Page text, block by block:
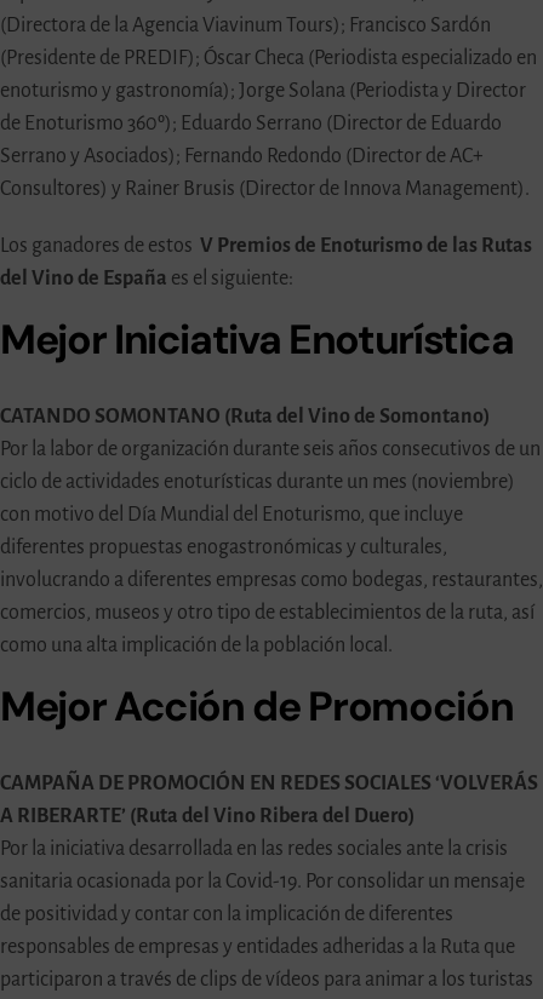
(Directora de la Agencia Viavinum Tours); Francisco Sardón
(Presidente de PREDIF); Óscar Checa (Periodista especializado en
enoturismo y gastronomía); Jorge Solana (Periodista y Director
de Enoturismo 360º); Eduardo Serrano (Director de Eduardo
Serrano y Asociados); Fernando Redondo (Director de AC+
Consultores) y Rainer Brusis (Director de Innova Management).
Los ganadores de estos V Premios de Enoturismo de las Rutas
del Vino de España es el siguiente:
Mejor Iniciativa Enoturística
CATANDO SOMONTANO (Ruta del Vino de Somontano)
Por la labor de organización durante seis años consecutivos de un
ciclo de actividades enoturísticas durante un mes (noviembre)
con motivo del Día Mundial del Enoturismo, que incluye
diferentes propuestas enogastronómicas y culturales,
involucrando a diferentes empresas como bodegas, restaurantes,
comercios, museos y otro tipo de establecimientos de la ruta, así
como una alta implicación de la población local.
Mejor Acción de Promoción
CAMPAÑA DE PROMOCIÓN EN REDES SOCIALES ‘VOLVERÁS
A RIBERARTE’ (Ruta del Vino Ribera del Duero)
Por la iniciativa desarrollada en las redes sociales ante la crisis
sanitaria ocasionada por la Covid-19. Por consolidar un mensaje
de positividad y contar con la implicación de diferentes
responsables de empresas y entidades adheridas a la Ruta que
participaron a través de clips de vídeos para animar a los turistas